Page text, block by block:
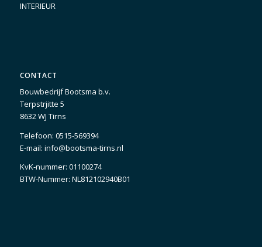
INTERIEUR
CONTACT
Bouwbedrijf Bootsma b.v.
Terpstrjitte 5
8632 WJ Tirns
Telefoon: 0515-569394
E-mail: info@bootsma-tirns.nl
KvK-nummer: 01100274
BTW-Nummer: NL812102940B01